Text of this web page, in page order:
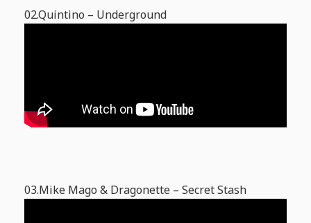
02.Quintino – Underground
03.Mike Mago & Dragonette – Secret Stash